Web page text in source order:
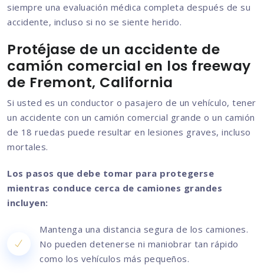
siempre una evaluación médica completa después de su
accidente, incluso si no se siente herido.
Protéjase de un accidente de
camión comercial en los freeway
de Fremont, California
Si usted es un conductor o pasajero de un vehículo, tener
un accidente con un camión comercial grande o un camión
de 18 ruedas puede resultar en lesiones graves, incluso
mortales.
Los pasos que debe tomar para protegerse
mientras conduce cerca de camiones grandes
incluyen:
Mantenga una distancia segura de los camiones.
No pueden detenerse ni maniobrar tan rápido
como los vehículos más pequeños.